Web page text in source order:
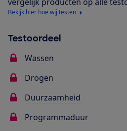
Bekijk hier hoe wij testen
Testoordeel
Wassen
Drogen
Duurzaamheid
Programmaduur